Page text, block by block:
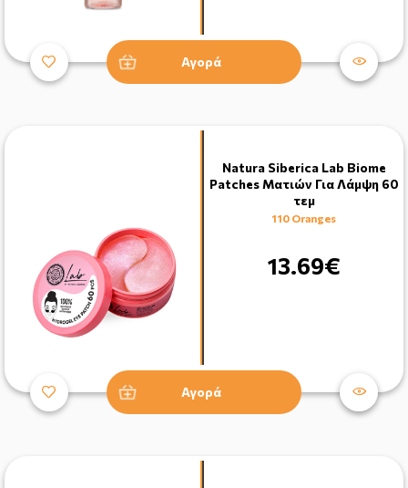
Αγορά
Natura Siberica Lab Biome
Patches Ματιών Για Λάμψη 60
τεμ
110 Oranges
13.69€
Αγορά